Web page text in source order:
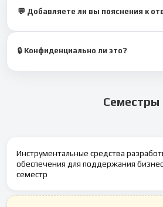
бизнесу работать эффективнее.
💬 Добавляете ли вы пояснения к
лучшего понимания.
🔒 Конфиденциально ли это?
Семестры
Инструментальные средства
обеспечения для поддержания
семестр